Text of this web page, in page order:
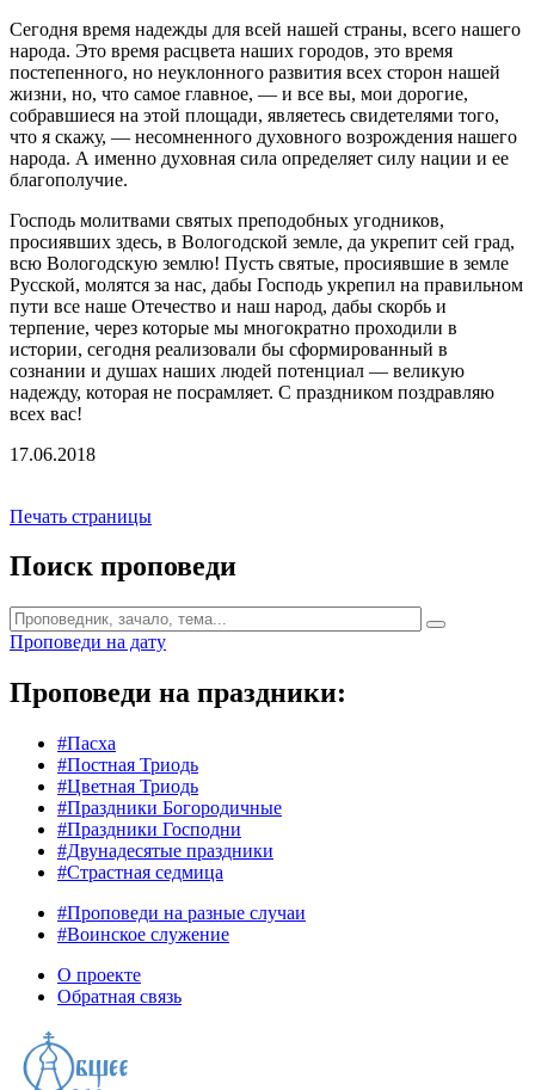
Сегодня время надежды для всей нашей страны, всего нашего
народа. Это время расцвета наших городов, это время
постепенного, но неуклонного развития всех сторон нашей
жизни, но, что самое главное, — и все вы, мои дорогие,
собравшиеся на этой площади, являетесь свидетелями того,
что я скажу, — несомненного духовного возрождения нашего
народа. А именно духовная сила определяет силу нации и ее
благополучие.
Господь молитвами святых преподобных угодников,
просиявших здесь, в Вологодской земле, да укрепит сей град,
всю Вологодскую землю! Пусть святые, просиявшие в земле
Русской, молятся за нас, дабы Господь укрепил на правильном
пути все наше Отечество и наш народ, дабы скорбь и
терпение, через которые мы многократно проходили в
истории, сегодня реализовали бы сформированный в
сознании и душах наших людей потенциал — великую
надежду, которая не посрамляет. С праздником поздравляю
всех вас!
17.06.2018
Печать страницы
Поиск проповеди
Проповеди на дату
Проповеди на праздники:
#Пасха
#Постная Триодь
#Цветная Триодь
#Праздники Богородичные
#Праздники Господни
#Двунадесятые праздники
#Страстная седмица
#Проповеди на разные случаи
#Воинское служение
О проекте
Обратная связь